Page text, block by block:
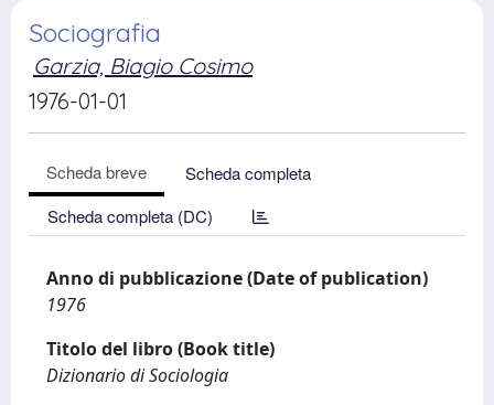
Sociografia
Garzia, Biagio Cosimo
1976-01-01
Scheda breve
Scheda completa
Scheda completa (DC)
Anno di pubblicazione (Date of publication)
1976
Titolo del libro (Book title)
Dizionario di Sociologia